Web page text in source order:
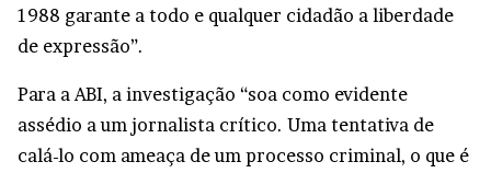
1988 garante a todo e qualquer cidadão a liberdade
de expressão”.
Para a ABI, a investigação “soa como evidente
assédio a um jornalista crítico. Uma tentativa de
calá-lo com ameaça de um processo criminal, o que é